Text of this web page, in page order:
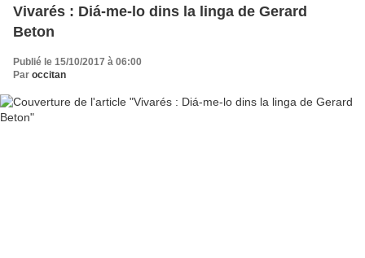
Vivarés : Diá-me-lo dins la linga de Gerard
Beton
Publié le 15/10/2017 à 06:00
Par occitan